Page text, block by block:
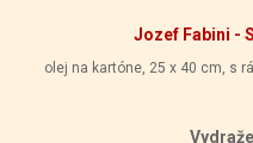
Jozef Fabini -
olej na kartóne, 25 x 40 cm, s